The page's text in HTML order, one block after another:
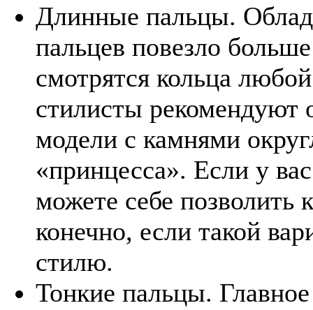
Длинные пальцы.
пальцев повезло
смотрятся кольца
стилисты рекомендуют
модели с камнями
«принцесса». Если у
можете себе позволить
конечно, если такой
стилю.
Тонкие пальцы.